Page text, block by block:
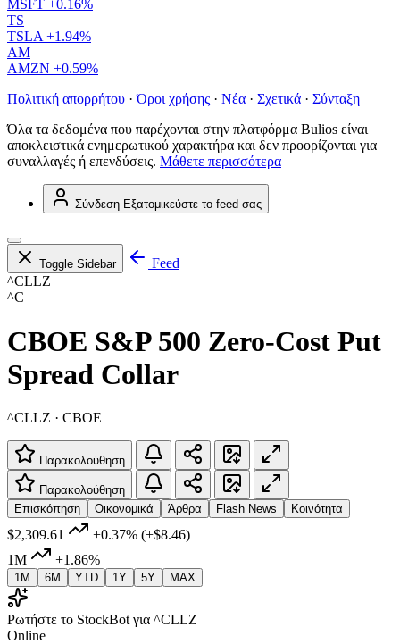
MSFT +0.16%
TS
TSLA +1.94%
AM
AMZN +0.59%
Πολιτική απορρήτου · Όροι χρήσης · Νέα · Σχετικά · Σύνταξη
Όλα τα δεδομένα που παρέχονται στην πλατφόρμα Bulios είναι
αποκλειστικά ενημερωτικού χαρακτήρα και δεν προορίζονται για
συναλλαγές ή επενδύσεις. Μάθετε περισσότερα
Σύνδεση Εξατομικεύστε το feed σας
Toggle Sidebar
Feed
^CLLZ
^C
CBOE S&P 500 Zero-Cost Put
Spread Collar
^CLLZ · CBOE
Παρακολούθηση
Παρακολούθηση
Επισκόπηση
Οικονομικά Άρθρα Flash News Κοινότητα
$2,309.61 +0.37% (+$8.46)
1M
+1.86%
1M 6M YTD 1Y 5Y MAX
Ρωτήστε το StockBot για ^CLLZ
Online